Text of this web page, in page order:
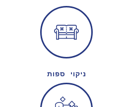
ניקוי ספות